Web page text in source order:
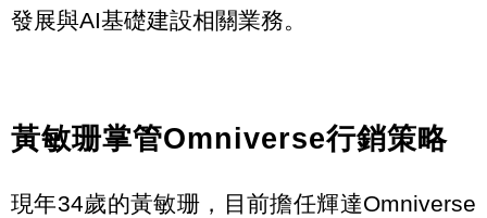
發展與AI基礎建設相關業務。
黃敏珊掌管Omniverse行銷策略
現年34歲的黃敏珊，目前擔任輝達Omniverse